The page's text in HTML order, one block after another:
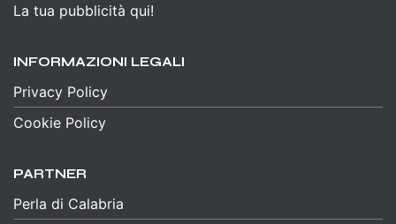
La tua pubblicità qui!
INFORMAZIONI LEGALI
Privacy Policy
Cookie Policy
PARTNER
Perla di Calabria